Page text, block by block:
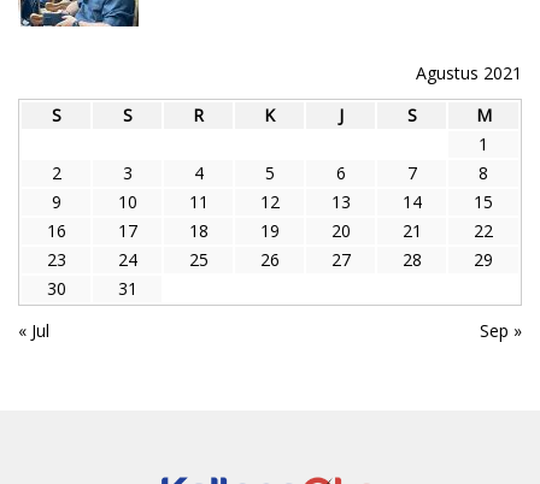
Agustus 2021
S
S R K J S
M
1
2
3 4 5 6 7
8
9
10 11 12 13 14
15
16
17 18 19 20 21
22
23
24 25 26 27 28
29
30
31
« Jul
Sep »